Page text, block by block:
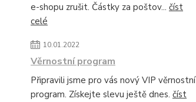
e-shopu zrušit. Částky za poštov... číst
celé
10.01.2022
Věrnostní program
Připravili jsme pro vás nový VIP věrnostní
program. Získejte slevu ještě dnes. číst